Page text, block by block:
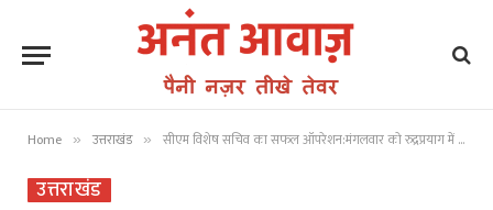
Home » उत्तराखंड » सीएम विशेष सचिव का सफल ऑपरेशन:मंगलवार को रुद्रप्रयाग में घोड़े से गिरने के कारण रीढ़ की हड्डी में आई थी चोट, एम्स में किया गया था एयरलिफ्ट
उत्तराखंड